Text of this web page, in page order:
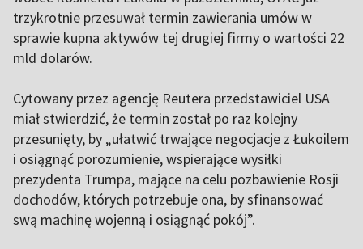
trzykrotnie przesuwał termin zawierania umów w
sprawie kupna aktywów tej drugiej firmy o wartości 22
mld dolarów.
Cytowany przez agencję Reutera przedstawiciel USA
miał stwierdzić, że termin został po raz kolejny
przesunięty, by „ułatwić trwające negocjacje z Łukoilem
i osiągnąć porozumienie, wspierające wysiłki
prezydenta Trumpa, mające na celu pozbawienie Rosji
dochodów, których potrzebuje ona, by sfinansować
swą machinę wojenną i osiągnąć pokój”.